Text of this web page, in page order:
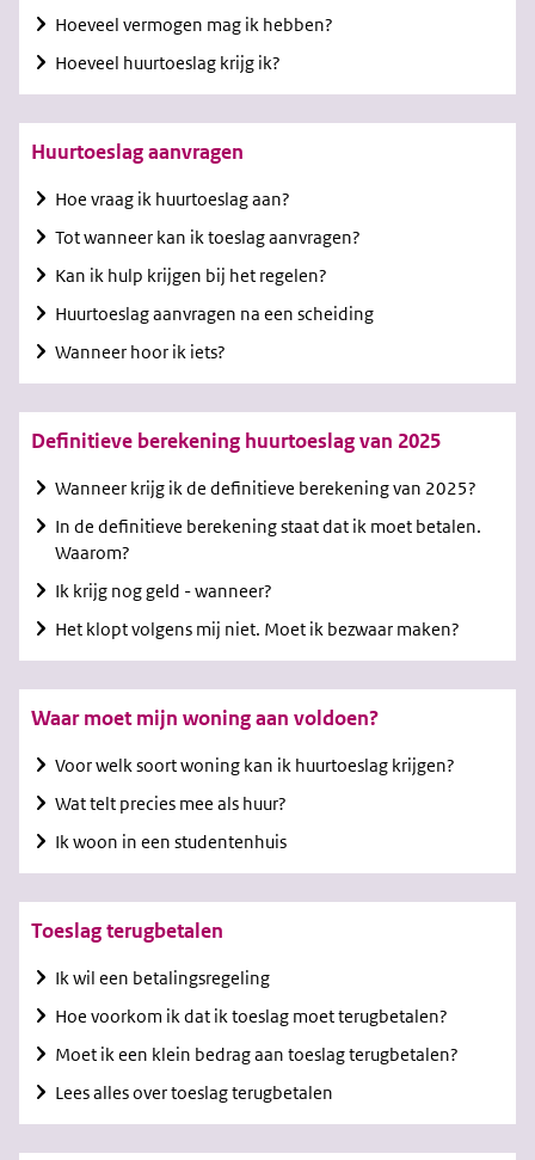
Hoeveel vermogen mag ik hebben?
Hoeveel huurtoeslag krijg ik?
Huurtoeslag aanvragen
Hoe vraag ik huurtoeslag aan?
Tot wanneer kan ik toeslag aanvragen?
Kan ik hulp krijgen bij het regelen?
Huurtoeslag aanvragen na een scheiding
Wanneer hoor ik iets?
Definitieve berekening huurtoeslag van 2025
Wanneer krijg ik de definitieve berekening van 2025?
In de definitieve berekening staat dat ik moet betalen.
Waarom?
Ik krijg nog geld - wanneer?
Het klopt volgens mij niet. Moet ik bezwaar maken?
Waar moet mijn woning aan voldoen?
Voor welk soort woning kan ik huurtoeslag krijgen?
Wat telt precies mee als huur?
Ik woon in een studentenhuis
Toeslag terugbetalen
Ik wil een betalingsregeling
Hoe voorkom ik dat ik toeslag moet terugbetalen?
Moet ik een klein bedrag aan toeslag terugbetalen?
Lees alles over toeslag terugbetalen